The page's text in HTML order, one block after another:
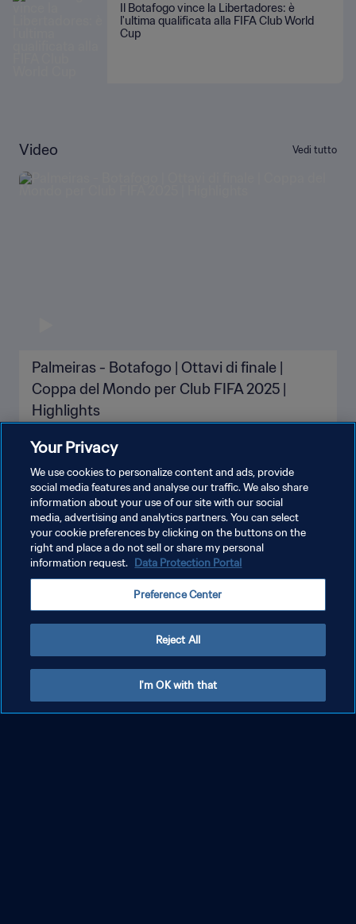
Il Botafogo vince la Libertadores: è
l'ultima qualificata alla FIFA Club World
Cup
Video Vedi tutto
Palmeiras - Botafogo | Ottavi di finale |
Coppa del Mondo per Club FIFA 2025 |
Highlights
Atlético Madrid - Botafogo | Gruppo B |
Coppa del Mondo per club FIFA 2025 |
Highlights
Your Privacy
We use cookies to personalize content and ads, provide
social media features and analyse our traffic. We also share
information about your use of our site with our social
media, advertising and analytics partners. You can select
your cookie preferences by clicking on the buttons on the
right and place a do not sell or share my personal
information request. Data Protection Portal
Preference Center
Reject All
I'm OK with that